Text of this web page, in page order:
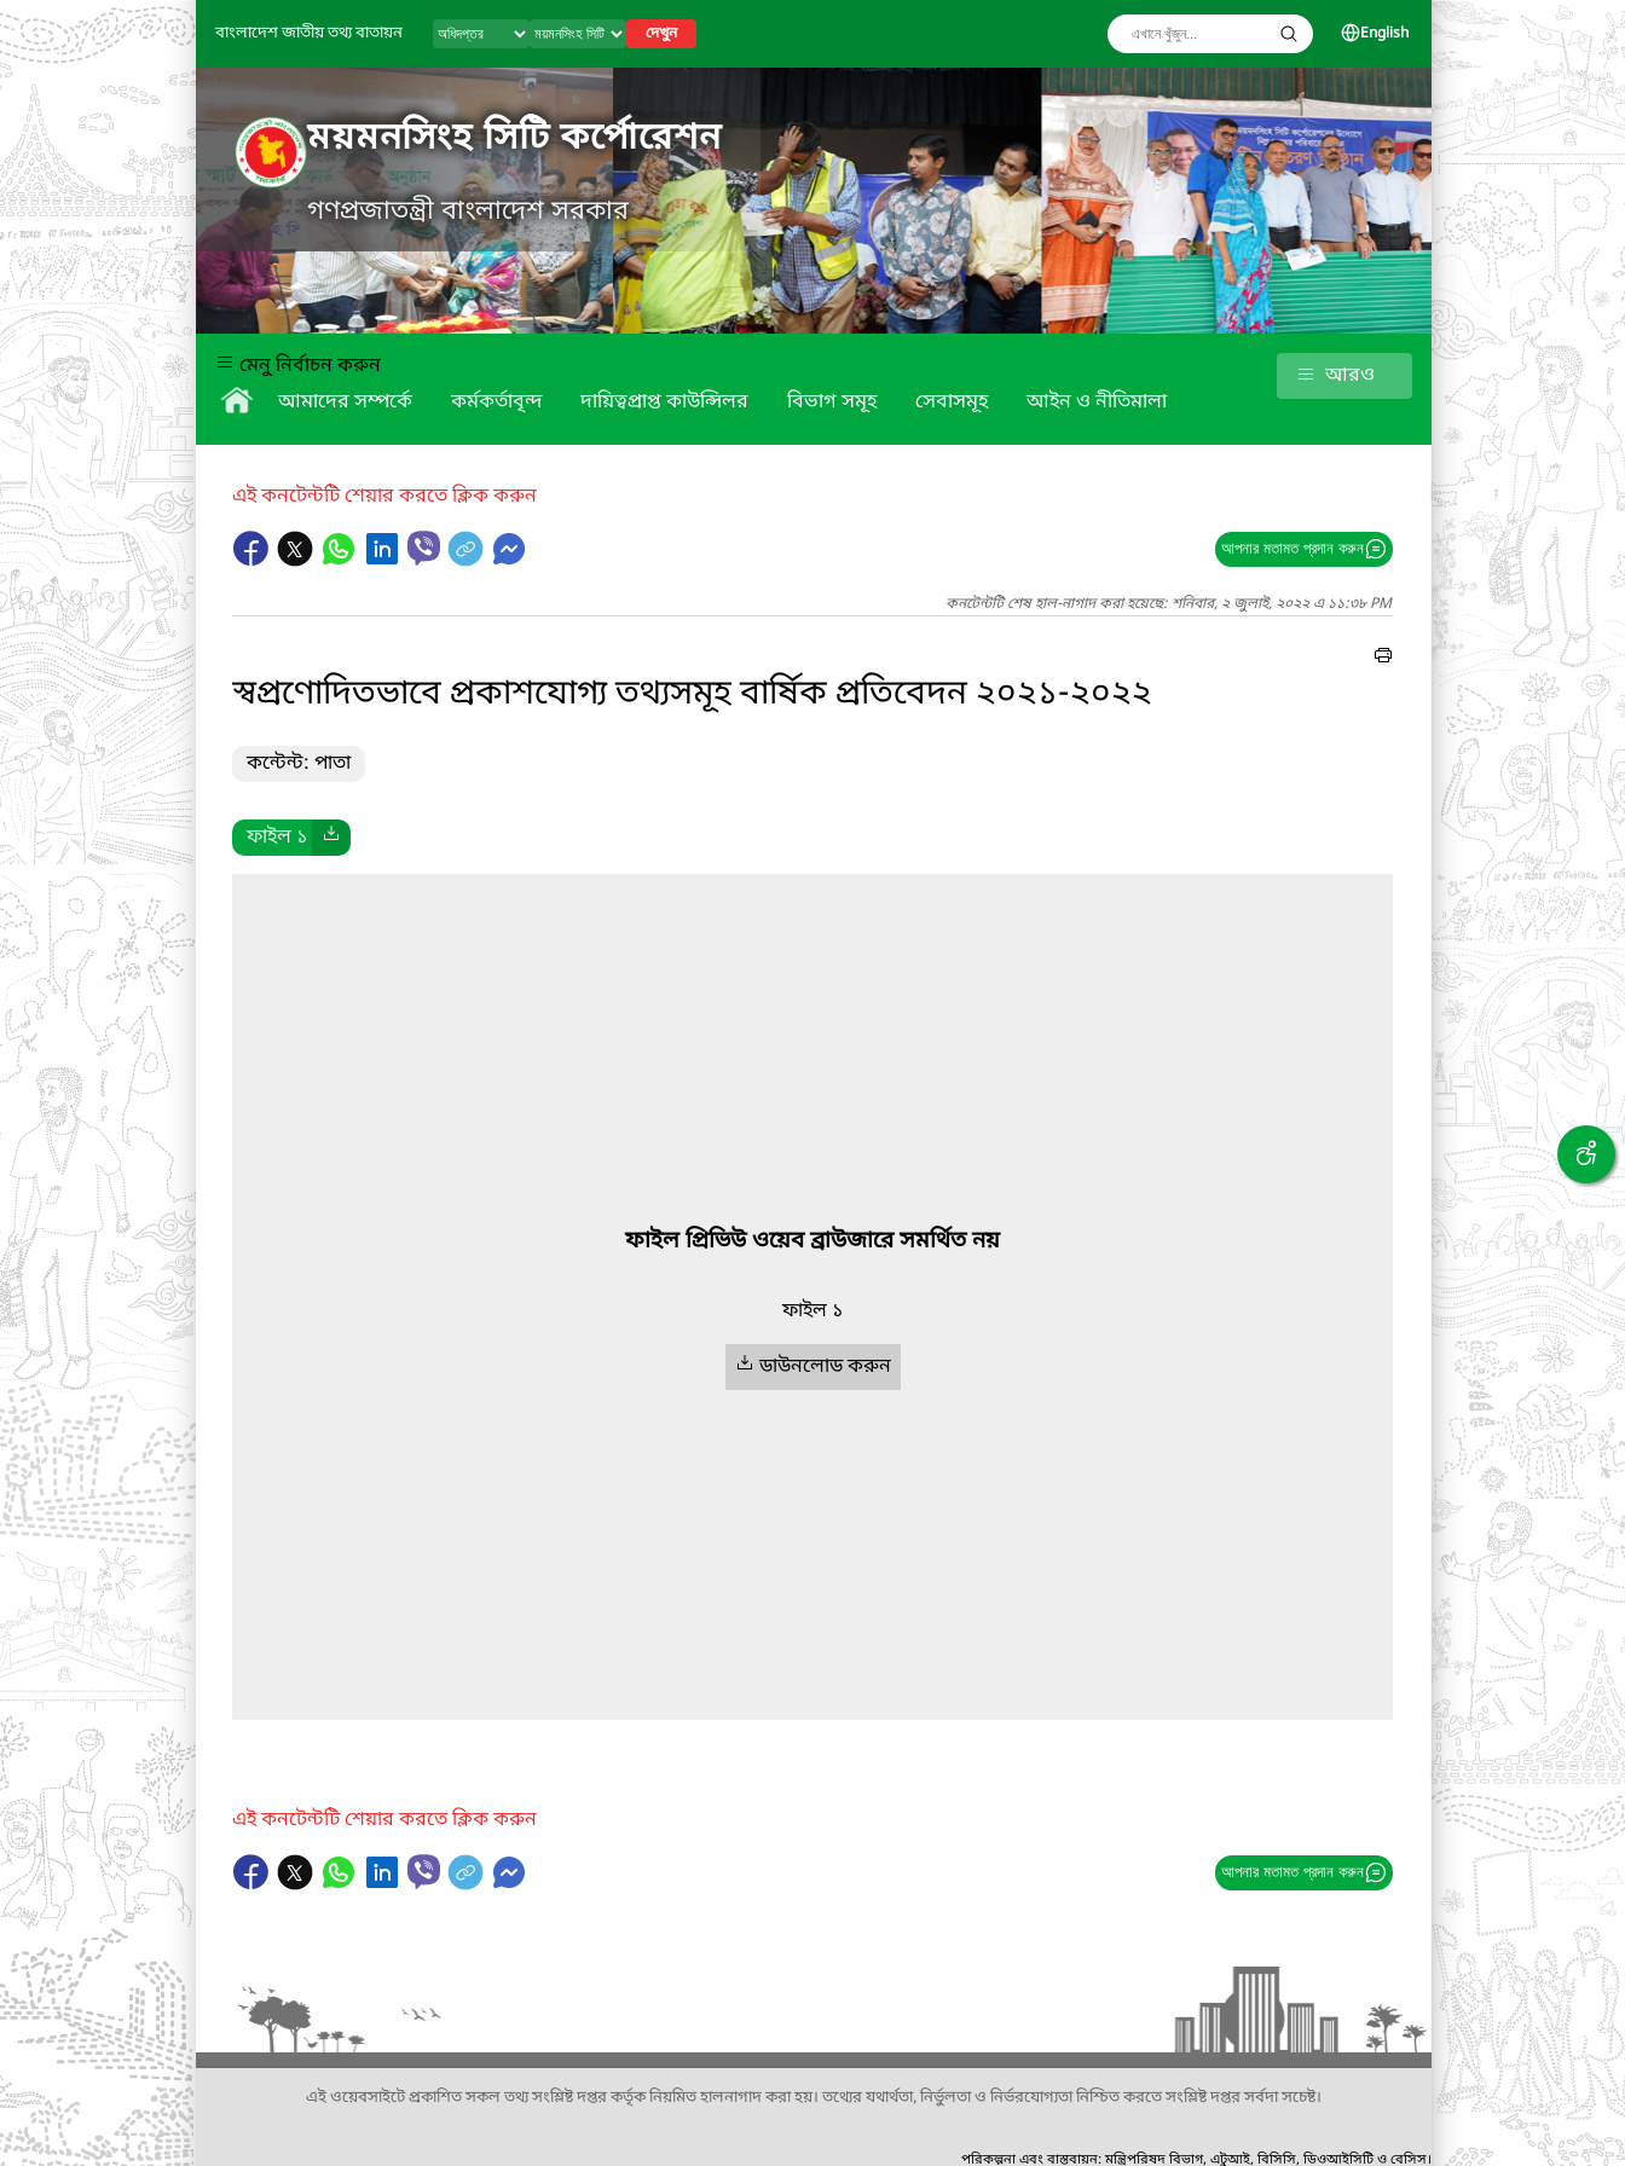
বাংলাদেশ জাতীয় তথ্য বাতায়ন দেখুন English
ময়মনসিংহ সিটি কর্পোরেশন
গণপ্রজাতন্ত্রী বাংলাদেশ সরকার
মেনু নির্বাচন করুন
আমাদের সম্পর্কে
কর্মকর্তাবৃন্দ দায়িত্বপ্রাপ্ত কাউন্সিলর বিভাগ সমূহ সেবাসমূহ আইন ও নীতিমালা
আরও
এই কনটেন্টটি শেয়ার করতে ক্লিক করুন
আপনার মতামত প্রদান করুন
কনটেন্টটি শেষ হাল-নাগাদ করা হয়েছে: শনিবার, ২ জুলাই, ২০২২ এ ১১:৩৮ PM
স্বপ্রণোদিতভাবে প্রকাশযোগ্য তথ্যসমূহ বার্ষিক প্রতিবেদন ২০২১-২০২২
কন্টেন্ট: পাতা
ফাইল ১
ফাইল প্রিভিউ ওয়েব ব্রাউজারে সমর্থিত নয়
ফাইল ১
ডাউনলোড করুন
এই কনটেন্টটি শেয়ার করতে ক্লিক করুন
আপনার মতামত প্রদান করুন
এই ওয়েবসাইটে প্রকাশিত সকল তথ্য সংশ্লিষ্ট দপ্তর কর্তৃক নিয়মিত হালনাগাদ করা হয়। তথ্যের যথার্থতা, নির্ভুলতা ও নির্ভরযোগ্যতা নিশ্চিত করতে সংশ্লিষ্ট দপ্তর সর্বদা সচেষ্ট।
পরিকল্পনা এবং বাস্তবায়ন: মন্ত্রিপরিষদ বিভাগ, এটুআই, বিসিসি, ডিওআইসিটি ও বেসিস।